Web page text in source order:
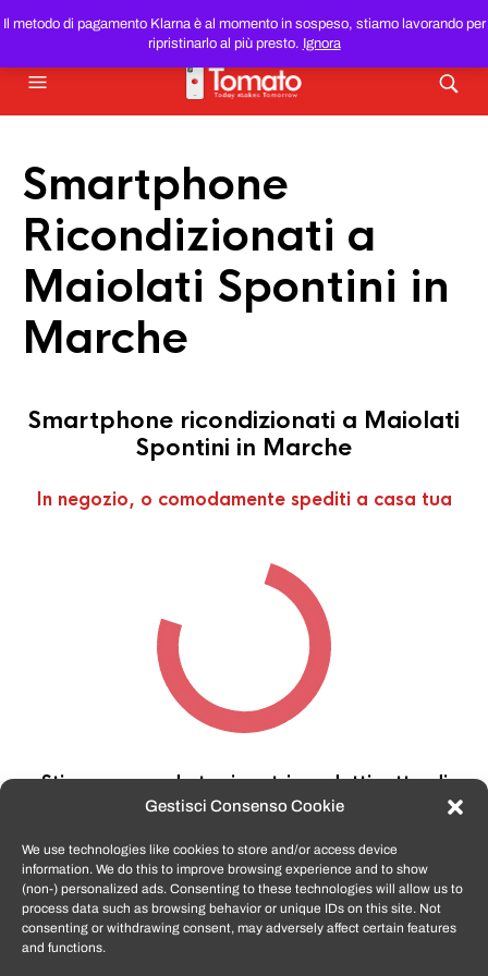
Gestisci Consenso Cookie
We use technologies like cookies to store and/or access device
information. We do this to improve browsing experience and to show
(non-) personalized ads. Consenting to these technologies will allow us to
process data such as browsing behavior or unique IDs on this site. Not
consenting or withdrawing consent, may adversely affect certain features
and functions.
Il metodo di pagamento Klarna è al momento in sospeso, stiamo lavorando per
ripristinarlo al più presto. Ignora
SMARTPHONE E TABLET RICONDIZIONATIAL MIGLIOR
PREZZO DEL WEB!
Smartphone
Ricondizionati a
Maiolati Spontini in
Marche
Smartphone ricondizionati a Maiolati
Spontini in Marche
In negozio, o comodamente spediti a casa tua
Stiamo cercando tra i nostri prodotti, attendi
qualche secondo…
TomatoSmartphone.itè lo shop n.1 in italia per
smartphone ricondizionati garantiti e certificati
di tutte le marche,APPLE, SAMSUNG, HUAWEI,
ONEPLUS, XIAOMI e tanto altro